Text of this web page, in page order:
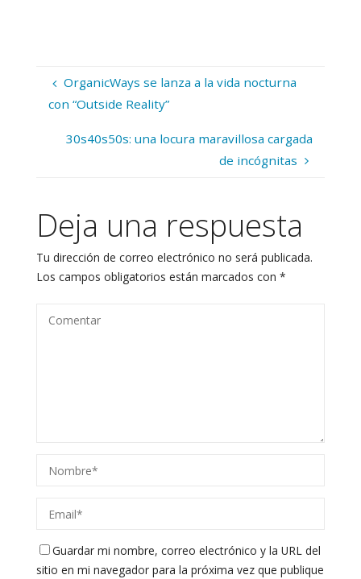
OrganicWays se lanza a la vida nocturna
con “Outside Reality”
30s40s50s: una locura maravillosa cargada
de incógnitas
Deja una respuesta
Tu dirección de correo electrónico no será publicada.
Los campos obligatorios están marcados con *
Guardar mi nombre, correo electrónico y la URL del
sitio en mi navegador para la próxima vez que publique